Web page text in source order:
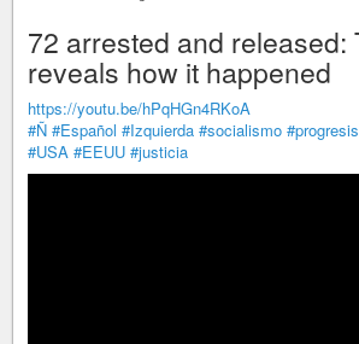
72 arrested and released:
reveals how it happened
https://youtu.be/hPqHGn4RKoA
#Ñ #Español #Izquierda #socialismo
#USA #EEUU #justicia